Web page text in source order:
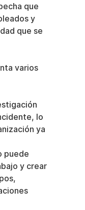
que
y
que se
varios
lo
ya
puede
y crear